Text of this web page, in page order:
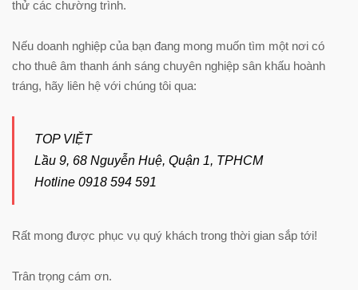
thử các chường trình.
Nếu doanh nghiệp của bạn đang mong muốn tìm một nơi có
cho thuê âm thanh ánh sáng chuyên nghiệp sân khấu hoành
tráng, hãy liên hệ với chúng tôi qua:
TOP VIỆT
Lầu 9, 68 Nguyễn Huệ, Quận 1, TPHCM
Hotline 0918 594 591
Rất mong được phục vụ quý khách trong thời gian sắp tới!
Trân trọng cám ơn.